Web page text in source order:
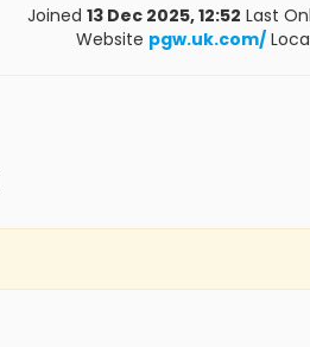
Joined 13 Dec 2025, 12:52 Last
Website pgw.uk.com/